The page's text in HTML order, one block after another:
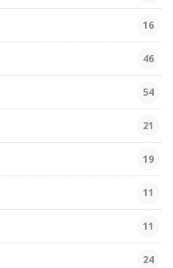
16
46
54
21
19
11
11
24